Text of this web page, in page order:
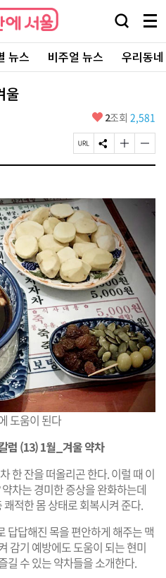
검
창
열
기
메
뉴
전
체
보
뉴스 비주얼 뉴스 우리동
울
좋
요
2조회 2,581
페
이
R
L
복
사
S
N
유
하
기
글
자
크
변
경
하
기
글
자
작
게
변
기
도움이 된다
럼 (13) 1월_겨울 약차
한 잔을 떠올리곤 한다. 이럴 때 이
차는 경미한 증상을 완화하는데
적한 몸 상태로 회복시켜 준다.
답답해진 목을 편안하게 해주는 맥
감기 예방에도 도움이 되는 현미
길 수 있는 약차들을 소개한다.